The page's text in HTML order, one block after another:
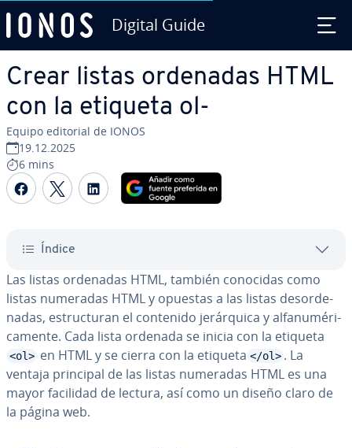
Digital Guide
Crear listas ordenadas HTML
con la etiqueta ol-
Equipo editorial de IONOS
19.12.2025
6 mins
Compartir Facebook
Compartir Twitter
Compartir LinkedIn
Índice
Las listas ordenadas HTML, también conocidas como
listas numeradas HTML y opuestas a las listas des­or­de­
na­das, es­tru­c­tu­ran el contenido je­rá­r­qui­ca y al­fa­nu­mé­ri­
ca­me­n­te. Cada lista ordenada se inicia con la etiqueta
<ol> en HTML y se cierra con la etiqueta </ol> . La
ventaja principal de las listas numeradas HTML es una
mayor facilidad de lectura, así como un diseño claro de
la página web.